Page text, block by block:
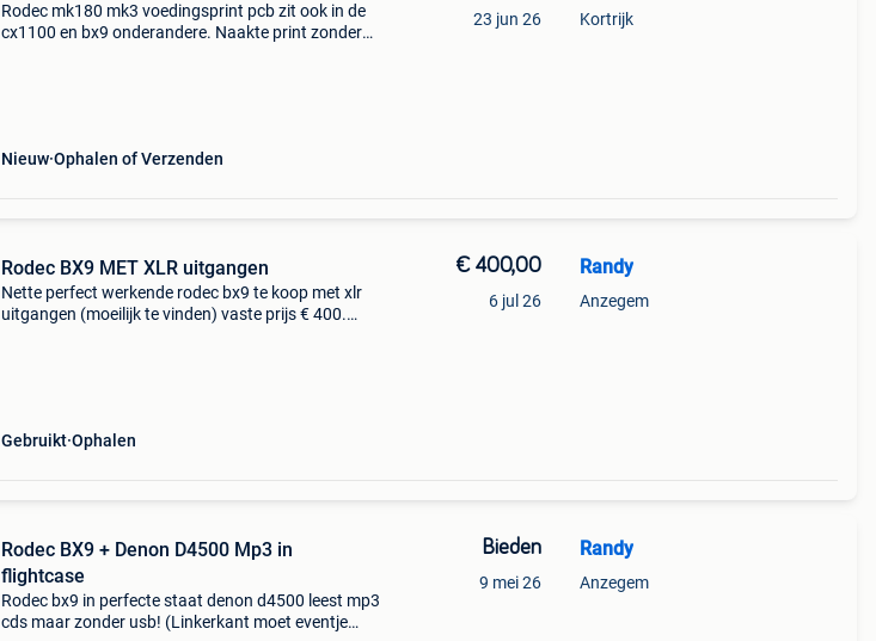
Rodec mk180 mk3 voedingsprint pcb zit ook in de
cx1100 en bx9 onderandere. Naakte print zonder
Nieuw Ophalen of Verzenden
23 jun 26 Kortrijk
Rodec BX9 MET XLR uitgangen
Nette perfect werkende rodec bx9 te koop met xlr
uitgangen (moeilijk te vinden) vaste prijs € 400.
Gebruikt Ophalen
€ 400,00
6 jul 26
Randy
Anzegem
Rodec BX9 + Denon D4500 Mp3 in
flightcase
Rodec bx9 in perfecte staat denon d4500 leest mp3
cds maar zonder usb! (Linkerkant moet eventje
Bieden
9 mei 26
Randy
Anzegem